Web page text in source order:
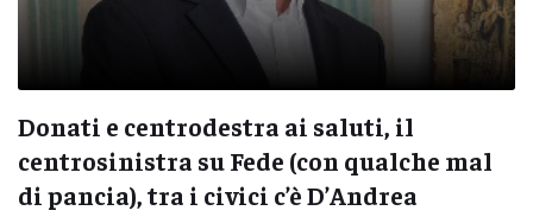
Donati e centrodestra ai saluti, il
centrosinistra su Fede (con qualche mal
di pancia), tra i civici c’è D’Andrea